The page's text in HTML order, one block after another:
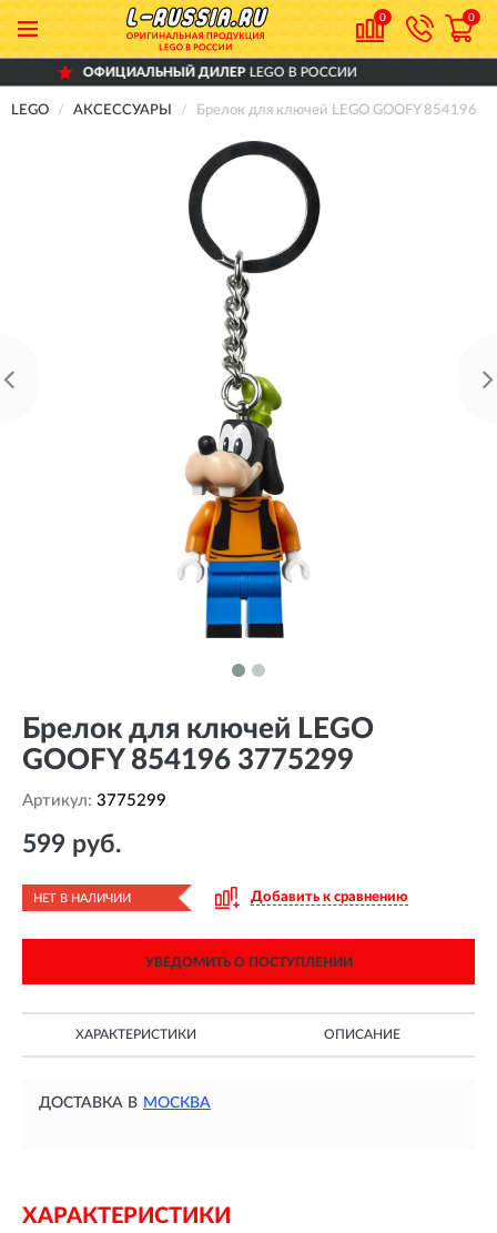
0 0
ДИЛЕРLEGO В РОССИИ
LEGO АКСЕССУАРЫ Брелок для ключей LEGO GOOFY 854196
Брелок для ключей LEGO
GOOFY 854196 3775299
Артикул: 3775299
599 руб.
НЕТ В НАЛИЧИИ Добавить к сравнению
УВЕДОМИТЬ О ПОСТУПЛЕНИИ
ХАРАКТЕРИСТИКИ ОПИСАНИЕ
ДОСТАВКА В МОСКВА
ХАРАКТЕРИСТИКИ